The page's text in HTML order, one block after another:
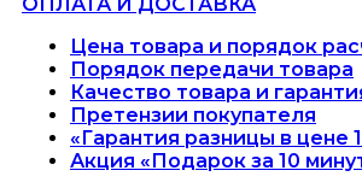
Цена товара и порядок
Порядок передачи товара
Качество товара и
Претензии покупателя
«Гарантия разницы в цене
Акция «Подарок за 10